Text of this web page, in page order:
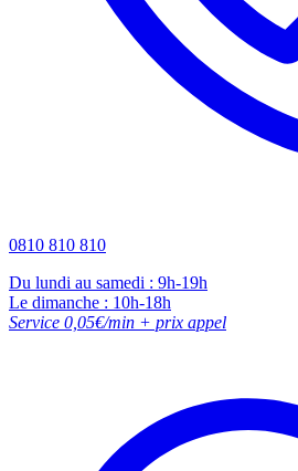
0810 810 810
Du lundi au samedi : 9h-19h
Le dimanche : 10h-18h
Service 0,05€/min + prix appel